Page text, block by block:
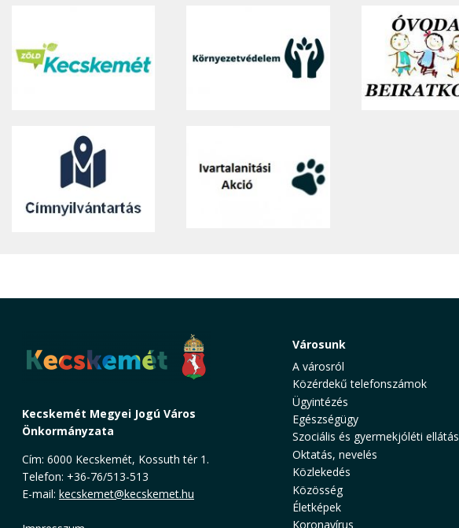
Kecskemét Megyei Jogú Város
Önkormányzata
Cím: 6000 Kecskemét, Kossuth tér 1.
Telefon: +36-76/513-513
E-mail: kecskemet@kecskemet.hu
Városunk
A városról
Közérdekű telefonszámok
Ügyintézés
Egészségügy
Szociális és gyermekjóléti ellátás
Oktatás, nevelés
Közlekedés
Közösség
Életképek
Koronavírus